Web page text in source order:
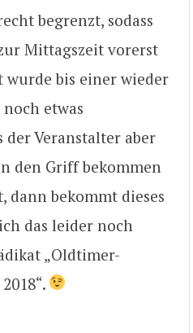
begrenzt, sodass
Mittagszeit vorerst
bis einer wieder
etwas
der Veranstalter aber
den Griff bekommen
dann bekommt dieses
das leider noch
„Oldtimer-